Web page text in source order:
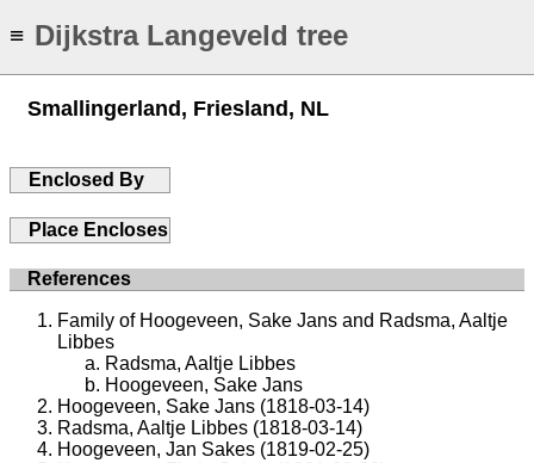
≡ Dijkstra Langeveld tree
Smallingerland, Friesland, NL
Enclosed By
Place Encloses
References
Family of Hoogeveen, Sake Jans and Radsma, Aaltje
Libbes
Radsma, Aaltje Libbes
Hoogeveen, Sake Jans
Hoogeveen, Sake Jans (1818-03-14)
Radsma, Aaltje Libbes (1818-03-14)
Hoogeveen, Jan Sakes (1819-02-25)